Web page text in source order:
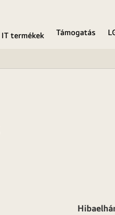
IT termékek Támogatás